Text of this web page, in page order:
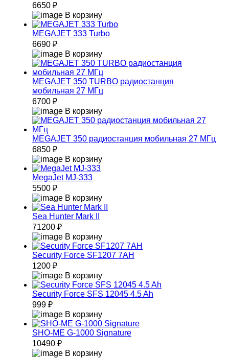
6650 ₽
В корзину
MEGAJET 333 Turbo
6690 ₽
В корзину
MEGAJET 350 TURBO радиостанция
мобильная 27 МГц
6700 ₽
В корзину
MEGAJET 350 радиостанция мобильная 27 МГц
6850 ₽
В корзину
MegaJet MJ-333
5500 ₽
В корзину
Sea Hunter Mark II
71200 ₽
В корзину
Security Force SF1207 7AH
1200 ₽
В корзину
Security Force SFS 12045 4.5 Ah
999 ₽
В корзину
SHO-ME G-1000 Signature
10490 ₽
В корзину